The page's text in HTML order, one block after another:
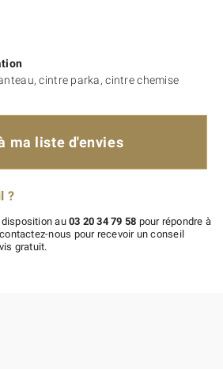
cintre parka, cintre chemise
ma liste d'envies
?
disposition au03 20 34 79 58 pour répondre à
nous pour recevoir un conseil
gratuit.